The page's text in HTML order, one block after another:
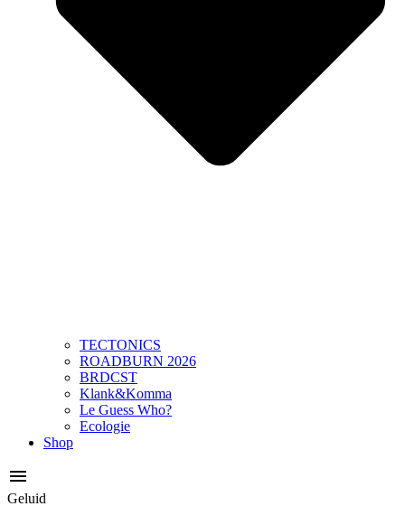
TECTONICS
ROADBURN 2026
BRDCST
Klank&Komma
Le Guess Who?
Ecologie
Shop
Geluid